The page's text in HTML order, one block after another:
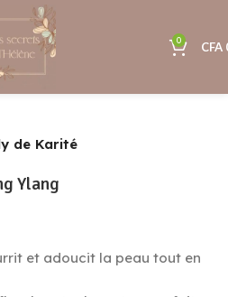
0 CFA
de Karité
Ylang
et adoucit la peau tout en